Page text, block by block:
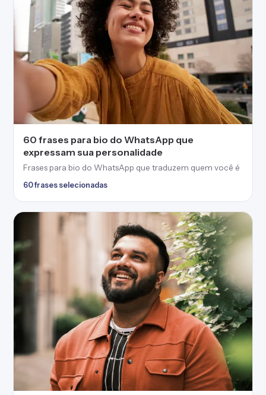
60 frases para bio do WhatsApp que
expressam sua personalidade
Frases para bio do WhatsApp que traduzem quem você é
60 frases selecionadas